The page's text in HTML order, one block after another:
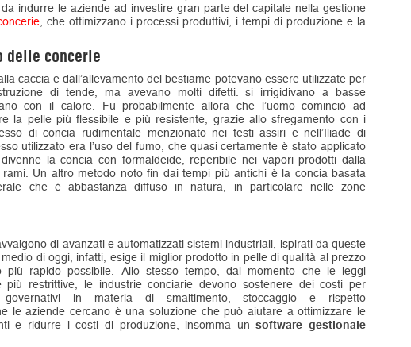
indurre le aziende ad investire gran parte del capitale nella gestione
, che ottimizzano i processi produttivi, i tempi di produzione e la
delle concerie
caccia e dall’allevamento del bestiame potevano essere utilizzate per
di tende, ma avevano molti difetti: si irrigidivano a basse
con il calore. Fu probabilmente allora che l’uomo cominciò ad
la pelle più flessibile e più resistente, grazie allo sfregamento con i
di concia rudimentale menzionato nei testi assiri e nell’Iliade di
utilizzato era l’uso del fumo, che quasi certamente è stato applicato
la concia con formaldeide, reperibile nei vapori prodotti dalla
Un altro metodo noto fin dai tempi più antichi è la concia basata
che è abbastanza diffuso in natura, in particolare nelle zone
di avanzati e automatizzati sistemi industriali, ispirati da queste
di oggi, infatti, esige il miglior prodotto in pelle di qualità al prezzo
più rapido possibile. Allo stesso tempo, dal momento che le leggi
più restrittive, le industrie conciarie devono sostenere dei costi per
in ​​materia di smaltimento, stoccaggio e rispetto
le aziende cercano è una soluzione che può aiutare a ottimizzare le
e ridurre i costi di produzione, insomma unsoftware gestionale